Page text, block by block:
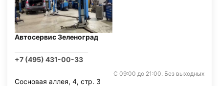
Автосервис Зеленоград
+7 (495) 431-00-33
С 09:00 до 21:00. Без выходных
Сосновая аллея, 4, стр. 3